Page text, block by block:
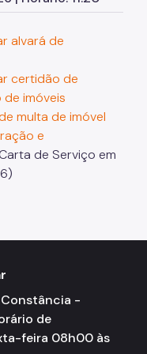
alvará de
certidão de
imóveis
multa de imóvel
e
de Serviço em
Constância -
de
feira 08h00 às